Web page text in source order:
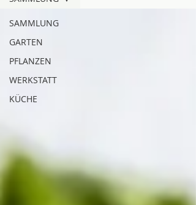
SAMMLUNG
GARTEN
PFLANZEN
WERKSTATT
KÜCHE